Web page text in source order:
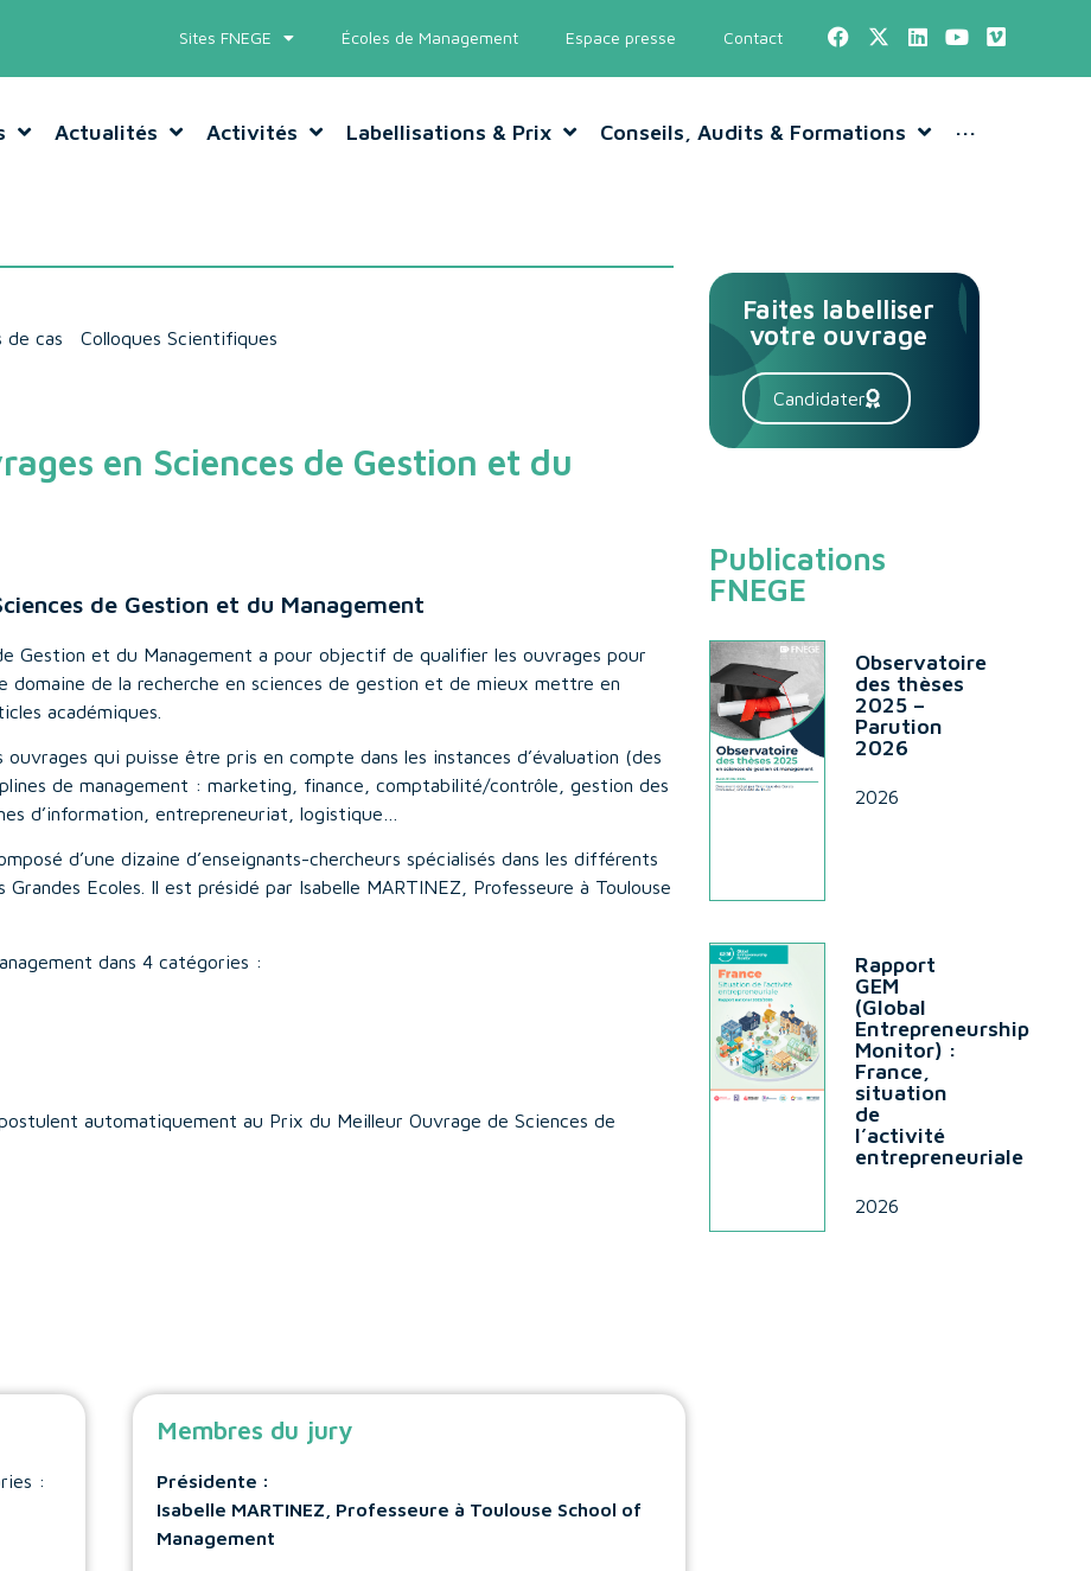
Sites FNEGE Écoles de Management Espace presse Contact
Actualités Activités Labellisations & Prix Conseils, Audits & Formations ···
de cas Colloques Scientifiques
en Sciences de Gestion et du
de Gestion et du Management
Gestion et du Management a pour objectif de qualifier les ouvrages pour
de la recherche en sciences de gestion et de mieux mettre en
académiques.
qui puisse être pris en compte dans les instances d’évaluation (des
de management : marketing, finance, comptabilité/contrôle, gestion des
d’information, entrepreneuriat, logistique…
d’une dizaine d’enseignants-chercheurs spécialisés dans les différents
Ecoles. Il est présidé par Isabelle MARTINEZ, Professeure à Toulouse
dans 4 catégories :
automatiquement au Prix du Meilleur Ouvrage de Sciences de
Faites labelliser
votre ouvrage
Candidater
Publications
FNEGE
Observatoire
des thèses
2025 –
Parution
2026
2026
Rapport
GEM
(Global
Entrepreneurship
Monitor) :
France,
situation
de
l’activité
entrepreneuriale
2026
:
Membres du jury
Présidente :
Isabelle MARTINEZ, Professeure à Toulouse School of
Management